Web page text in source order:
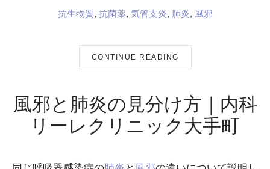
抗生物質, 抗菌薬, 気管支炎, 肺炎, 風邪
CONTINUE READING
風邪と肺炎の見分け方｜内科
リーレクリニック大手町